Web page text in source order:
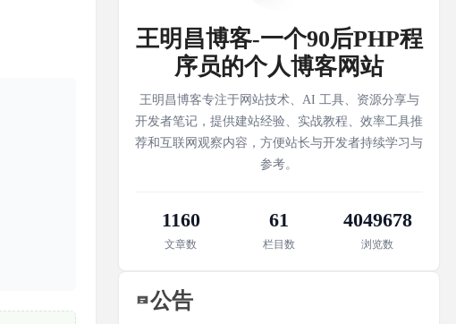
王明昌博客-一个90后PHP程
序员的个人博客网站
王明昌博客专注于网站技术、AI 工具、资源分享与
开发者笔记，提供建站经验、实战教程、效率工具推
荐和互联网观察内容，方便站长与开发者持续学习与
参考。
1160
文章数
61
栏目数
4049678
浏览数
公告